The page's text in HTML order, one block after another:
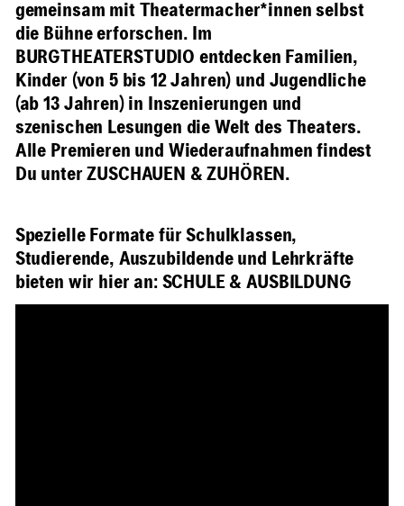
gemeinsam mit Theatermacher*innen selbst
die Bühne erforschen. Im
BURGTHEATERSTUDIO entdecken Familien,
Kinder (von 5 bis 12 Jahren) und Jugendliche
(ab 13 Jahren) in Inszenierungen und
szenischen Lesungen die Welt des Theaters.
Alle Premieren und Wiederaufnahmen findest
Du unterZUSCHAUEN & ZUHÖREN.
Spezielle Formate für Schulklassen,
Studierende, Auszubildende und Lehrkräfte
bieten wir hier an: SCHULE & AUSBILDUNG